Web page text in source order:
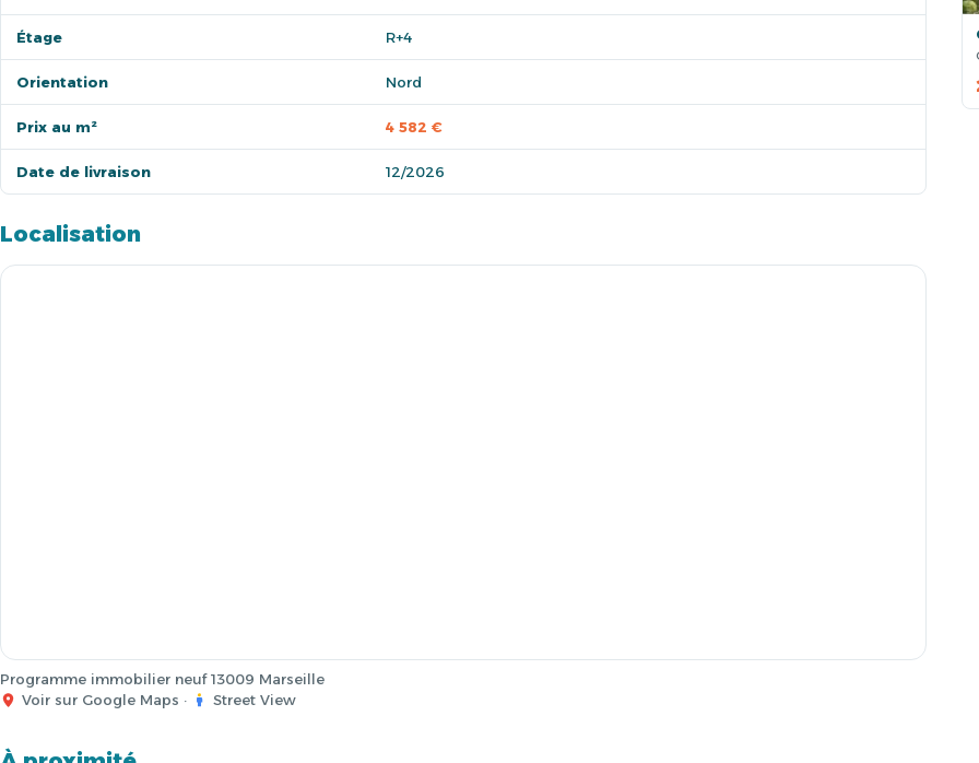
Étage R+4
Orientation Nord
Prix au m² 4 582 €
Date de livraison 12/2026
Localisation
Programme immobilier neuf 13009 Marseille
Voir sur Google Maps · Street View